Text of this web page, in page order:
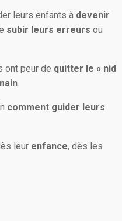
leurs enfants à devenir
subir leurs erreurs ou
ont peur de quitter le « nid
comment guider leurs
leur enfance, dès les